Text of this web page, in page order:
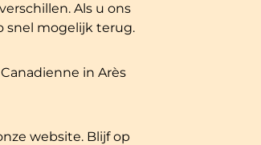
Als u ons
snel mogelijk terug.
in Arès
website. Blijf op